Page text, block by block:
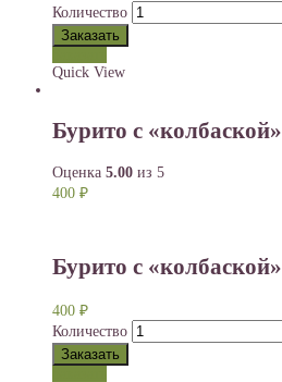
Количество
Заказать
Quick View
Бурито с «колбаской»
Оценка 5.00 из 5
400 ₽
Бурито с «колбаской»
400 ₽
Количество
Заказать